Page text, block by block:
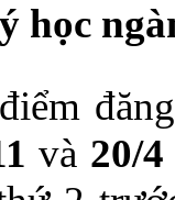
học
và 20/4